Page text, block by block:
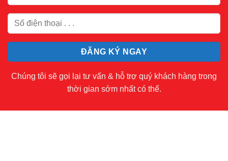
Chúng tôi sẽ gọi lại tư vấn & hỗ trợ quý khách hàng trong
thời gian sớm nhất có thể.